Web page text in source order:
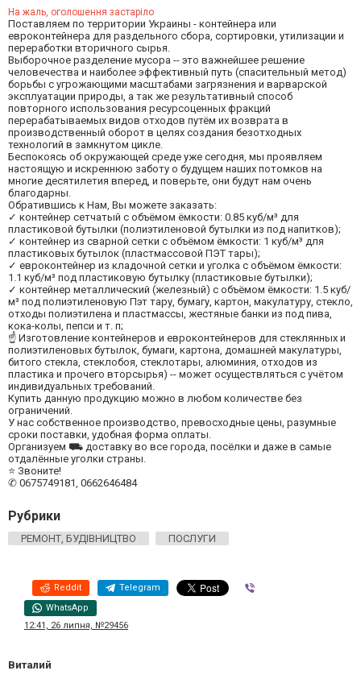
На жаль, оголошення застаріло
Поставляем по территории Украины - контейнера или
евроконтейнера для раздельного сбора, сортировки, утилизации и
переработки вторичного сырья.
Выборочное разделение мусора -- это важнейшее решение
человечества и наиболее эффективный путь (спасительный метод)
борьбы с угрожающими масштабами загрязнения и варварской
эксплуатации природы, а так же результативный способ
повторного использования ресурсоценных фракций
перерабатываемых видов отходов путём их возврата в
производственный оборот в целях создания безотходных
технологий в замкнутом цикле.
Беспокоясь об окружающей среде уже сегодня, мы проявляем
настоящую и искреннюю заботу о будущем наших потомков на
многие десятилетия вперед, и поверьте, они будут нам очень
благодарны.
Обратившись к Нам, Вы можете заказать:
✓ контейнер сетчатый с объёмом ёмкости: 0.85 куб/м³ для
пластиковой бутылки (полиэтиленовой бутылки из под напитков);
✓ контейнер из сварной сетки с объёмом ёмкости: 1 куб/м³ для
пластиковых бутылок (пластмассовой ПЭТ тары);
✓ евроконтейнер из кладочной сетки и уголка с объёмом ёмкости:
1.1 куб/м³ под пластиковую бутылку (пластиковые бутылки);
✓ контейнер металлический (железный) с объёмом ёмкости: 1.5 куб/
м³ под полиэтиленовую Пэт тару, бумагу, картон, макулатуру, стекло,
отходы полиэтилена и пластмассы, жестяные банки из под пива,
кока-колы, пепси и т. п;
☝ Изготовление контейнеров и евроконтейнеров для стеклянных и
полиэтиленовых бутылок, бумаги, картона, домашней макулатуры,
битого стекла, стеклобоя, стеклотары, алюминия, отходов из
пластика и прочего вторсырья) -- может осуществляться с учётом
индивидуальных требований.
Купить данную продукцию можно в любом количестве без
ограничений.
У нас собственное производство, превосходные цены, разумные
сроки поставки, удобная форма оплаты.
Организуем ⛟ доставку во все города, посёлки и даже в самые
отдалённые уголки страны.
⭐ Звоните!
✆ 0675749181, 0662646484
Рубрики
РЕМОНТ, БУДІВНИЦТВО ПОСЛУГИ
Reddit Telegram
WhatsApp
12:41, 26 липня, №29456
Виталий